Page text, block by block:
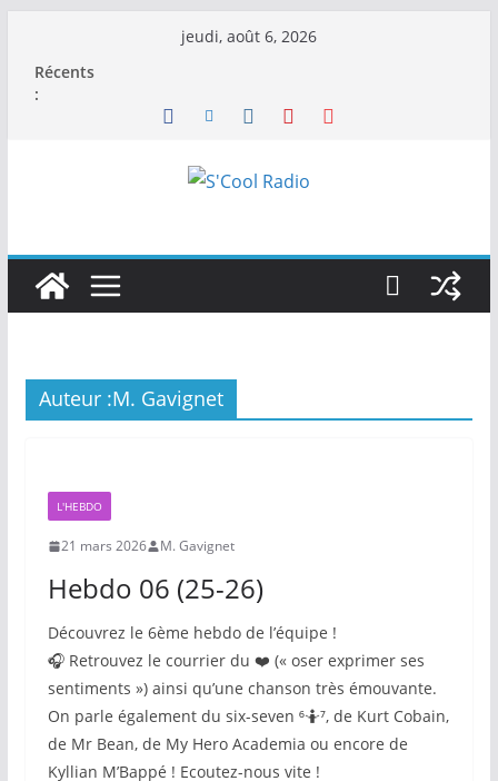
contenu
jeudi, août 6, 2026
Récents
:
Auteur :M. Gavignet
L'HEBDO
21 mars 2026 M. Gavignet
Hebdo 06 (25-26)
Découvrez le 6ème hebdo de l’équipe !
🎧 Retrouvez le courrier du ❤️ (« oser exprimer ses
sentiments ») ainsi qu’une chanson très émouvante.
On parle également du six-seven ⁶🤷⁷, de Kurt Cobain,
de Mr Bean, de My Hero Academia ou encore de
Kyllian M’Bappé ! Ecoutez-nous vite !